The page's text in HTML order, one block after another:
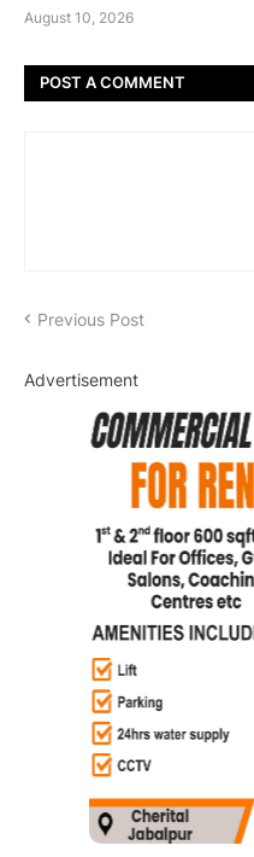
August 10, 2026
POST A COMMENT
Previous Post
Advertisement